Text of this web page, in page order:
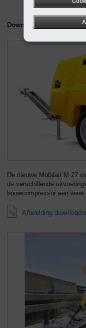
Downloads bij artikel
De nieuwe Mobilair M 27
de verschillende
bouwcompressor een
Afbeelding